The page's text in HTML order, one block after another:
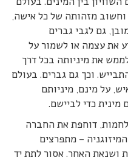
וחשוב מזהותה של כל אישה,
גם לגבי גברים
את עצמה או לשמור על
את מיניותה בכל דרך
וכך גם גברים. בעולם
על מינם, מיניותם
מינית כדי לביישם.
דוחפת את החברה
– מתפרצים
ושנאת האחר. אסור לתת יד